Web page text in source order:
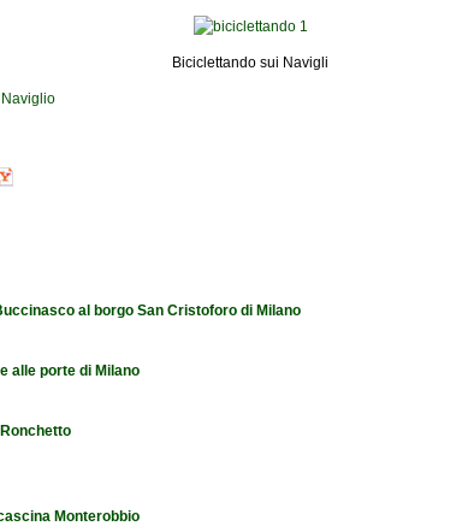
Biciclettando sui Navigli
al borgo San Cristoforo di Milano
alle porte di Milano
Monterobbio